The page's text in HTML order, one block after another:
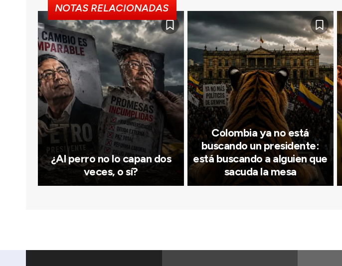
NOTAS RELACIONADAS
¿Al perro no lo capan dos
veces, o sí?
Colombia ya no está
buscando un presidente:
está buscando a alguien que
sacuda la mesa